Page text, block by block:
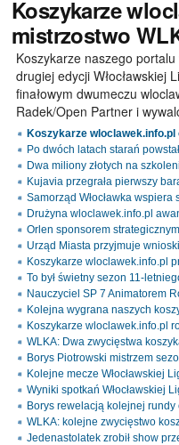
Koszykarze
mistrzostwo
Koszykarze naszego
drugiej edycji Włocławskiej
finałowym dwumeczu
Radek/Open Partner i
Koszykarze
Po dwóch latach starań
Dwa miliony złotych na
Kujavia przegrała pierwszy
Samorząd Włocławka
Drużyna wloclawek.info.pl
Orlen sponsorem
Urząd Miasta przyjmuje
Koszykarze wloclawek.info.pl
To był świetny sezon 11-
Nauczyciel SP 7 Animatorem
Kolejna wygrana naszych
Koszykarze wloclawek.info.pl
WLKA: Dwa zwycięstwa
Borys Piotrowski mistrzem
Kolejne mecze Włocławskiej
Wyniki spotkań Włocławskiej
Borys rewelacją kolejnej rundy
WLKA: kolejne zwycięstwo
Jedenastolatek zrobił show